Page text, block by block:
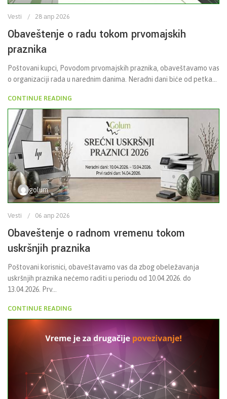
Vesti 28 апр 2026
Obaveštenje o radu tokom prvomajskih
praznika
Poštovani kupci, Povodom prvomajskih praznika, obaveštavamo vas
o organizaciji rada u narednim danima. Neradni dani biće od petka...
CONTINUE READING
golum
Vesti 06 апр 2026
Obaveštenje o radnom vremenu tokom
uskršnjih praznika
Poštovani korisnici, obaveštavamo vas da zbog obeležavanja
uskršnjih praznika nećemo raditi u periodu od 10.04.2026. do
13.04.2026. Prv...
CONTINUE READING